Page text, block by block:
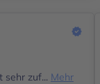
sehr zuf... Mehr